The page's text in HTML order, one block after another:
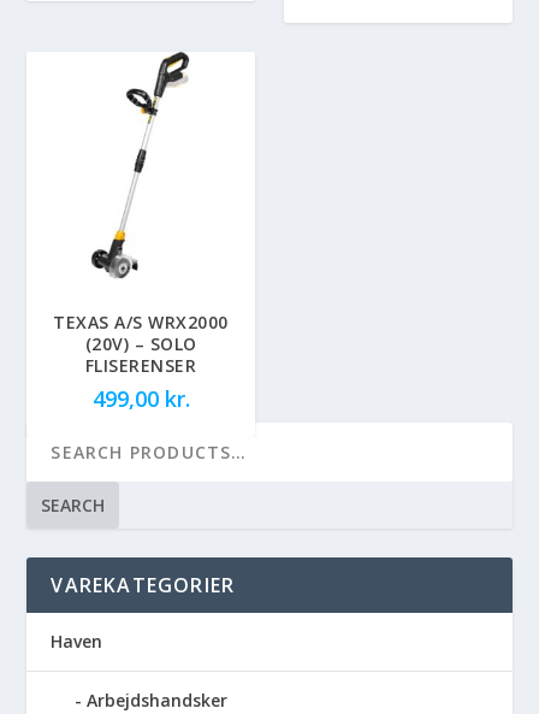
TEXAS A/S WRX2000
(20V) – SOLO
FLISERENSER
499,00 kr.
SEARCH
VAREKATEGORIER
Haven
Arbejdshandsker